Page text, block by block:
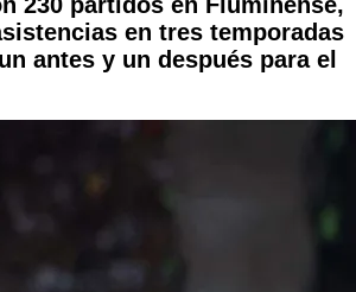
en tres temporadas
antes y un después para el